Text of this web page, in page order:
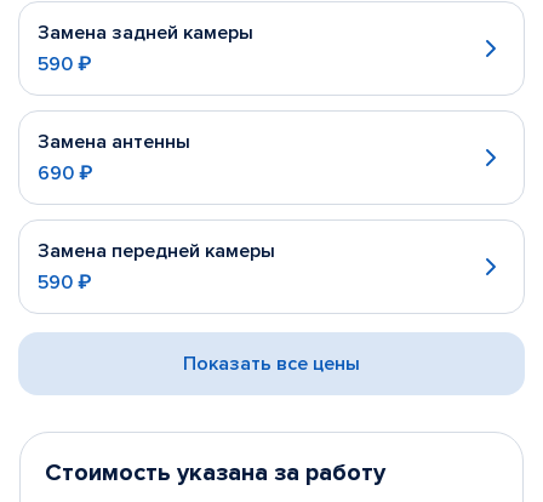
Замена задней камеры
590 ₽
Замена антенны
690 ₽
Замена передней камеры
590 ₽
Показать все цены
Стоимость указана за работу